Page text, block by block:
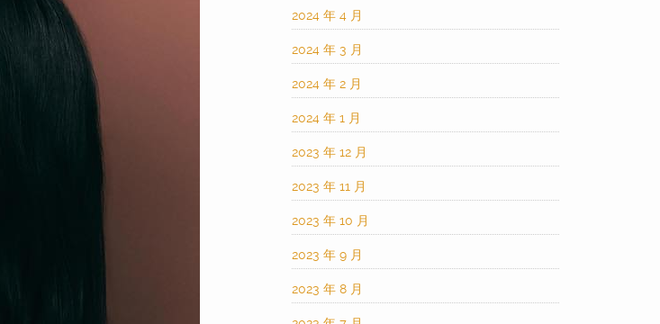
2024 年 4 月
2024 年 3 月
2024 年 2 月
2024 年 1 月
2023 年 12 月
2023 年 11 月
2023 年 10 月
2023 年 9 月
2023 年 8 月